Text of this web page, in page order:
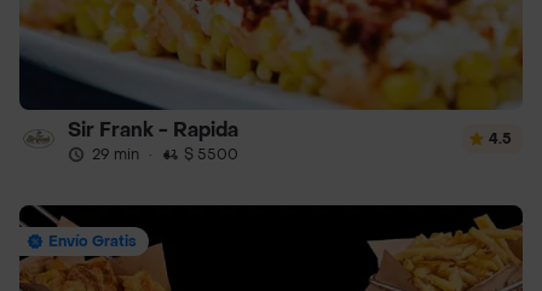
Sir Frank - Rapida
29 min · $ 5500
4.5
Envío Gratis